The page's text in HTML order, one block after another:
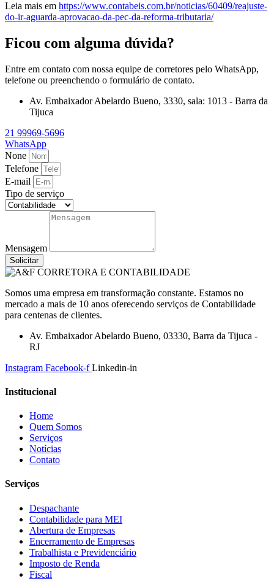
Leia mais em https://www.contabeis.com.br/noticias/60409/reajuste-
do-ir-aguarda-aprovacao-da-pec-da-reforma-tributaria/
Ficou com alguma dúvida?
Entre em contato com nossa equipe de corretores pelo WhatsApp,
telefone ou preenchendo o formulário de contato.
Av. Embaixador Abelardo Bueno, 3330, sala: 1013 - Barra da
Tijuca
21 99969-5696
WhatsApp
None
Telefone
E-mail
Tipo de serviço
Mensagem
Solicitar
Somos uma empresa em transformação constante. Estamos no
mercado a mais de 10 anos oferecendo serviços de Contabilidade
para centenas de clientes.
Av. Embaixador Abelardo Bueno, 03330, Barra da Tijuca -
RJ
Instagram Facebook-f Linkedin-in
Institucional
Home
Quem Somos
Serviços
Notícias
Contato
Serviços
Despachante
Contabilidade para MEI
Abertura de Empresas
Encerramento de Empresas
Trabalhista e Previdenciário
Imposto de Renda
Fiscal